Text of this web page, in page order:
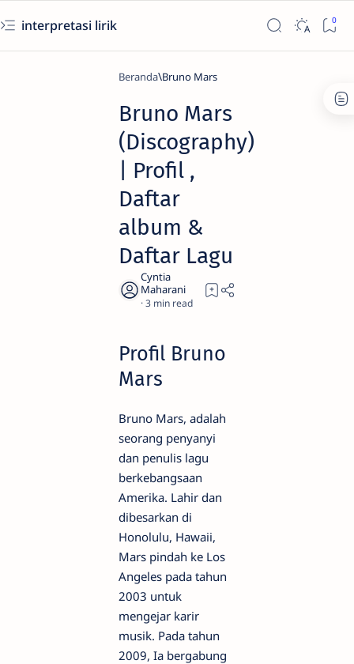
interpretasi lirik
Beranda Bruno Mars
Bruno Mars
(Discography)
| Profil ,
Daftar
album &
Daftar Lagu
3
Profil Bruno
Mars
Bruno Mars, adalah
seorang penyanyi
dan penulis lagu
berkebangsaan
Amerika. Lahir dan
dibesarkan di
Honolulu, Hawaii,
Mars pindah ke Los
Angeles pada tahun
2003 untuk
mengejar karir
musik. Pada tahun
2009, Ia bergabung